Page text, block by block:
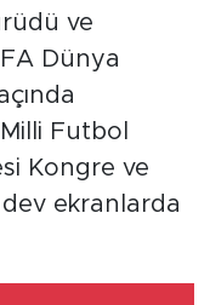
ve
Dünya
Futbol
Kongre ve
ekranlarda